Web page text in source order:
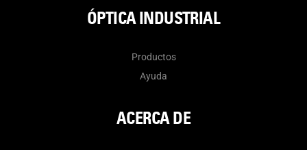
ÓPTICA INDUSTRIAL
Productos
Ayuda
ACERCA DE